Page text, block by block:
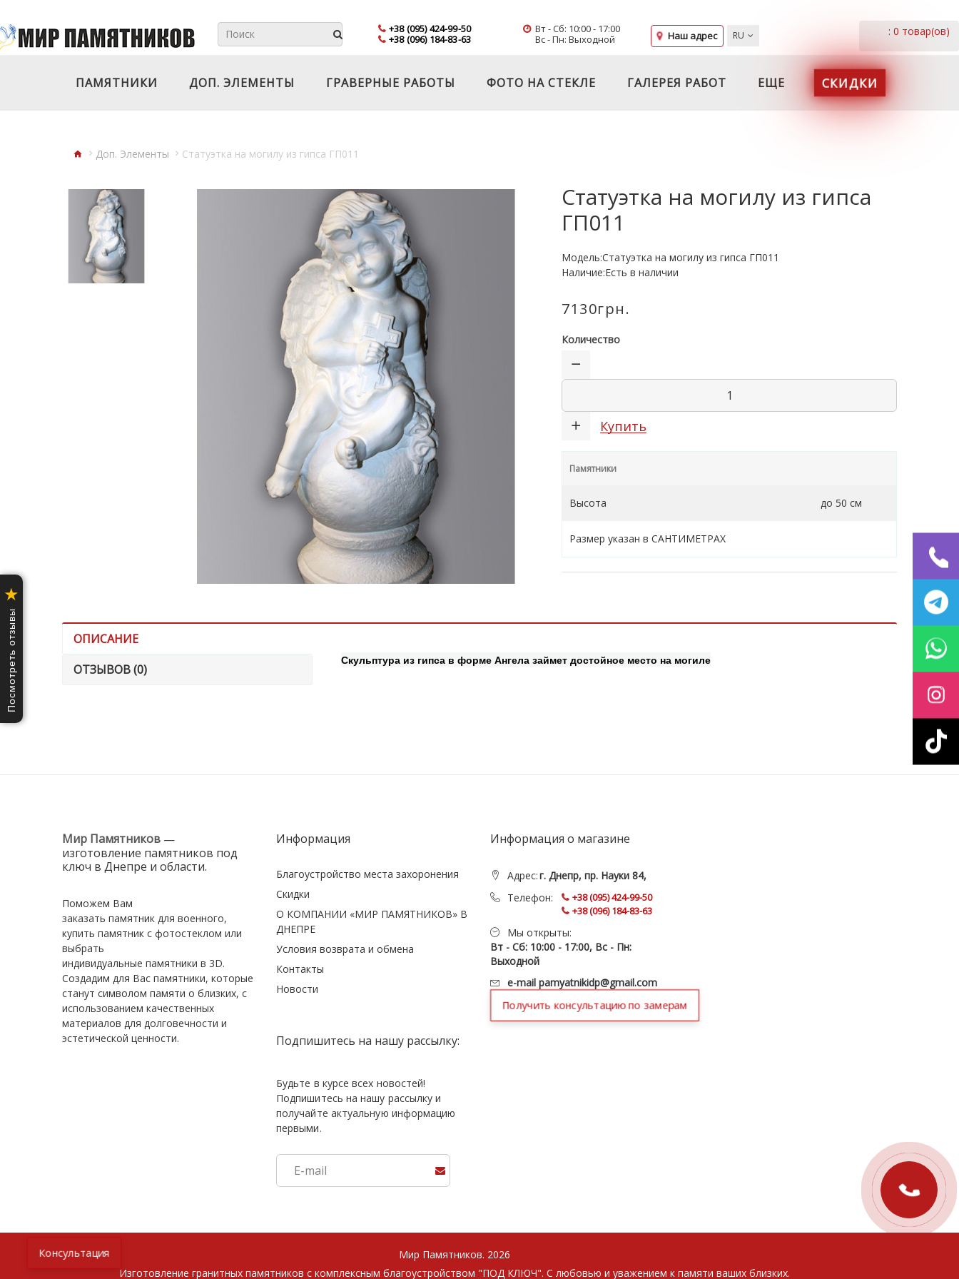
Наш адрес : 0 товар(ов)
+38 (095) 424-99-50
+38 (096) 184-83-63
Вт - Сб: 10:00 - 17:00
Вс - Пн: Выходной
RU
★
Посмотреть отзывы
ПАМЯТНИКИ ДОП. ЭЛЕМЕНТЫ ГРАВЕРНЫЕ РАБОТЫ ФОТО НА СТЕКЛЕ ГАЛЕРЕЯ РАБОТ ЕЩЕ СКИДКИ
Доп. Элементы Статуэтка на могилу из гипса ГП011
Статуэтка на могилу из гипса
ГП011
Модель:Статуэтка на могилу из гипса ГП011
Наличие:Есть в наличии
7130грн.
Количество
Купить
Памятники
Высота до 50 см
Размер указан в САНТИМЕТРАХ
ОПИСАНИЕ
ОТЗЫВОВ (0)
Скульптура из гипса в форме Ангела займет достойное место на могиле
Мир Памятников —
изготовление памятников под
ключ в Днепре и области.
Поможем Вам
заказать памятник для военного,
купить памятник с фотостеклом или
выбрать
индивидуальные памятники в 3D.
Cоздадим для Вас памятники, которые
станут символом памяти о близких, с
использованием качественных
материалов для долговечности и
эстетической ценности.
Информация
Благоустройство места захоронения
Скидки
О КОМПАНИИ «МИР ПАМЯТНИКОВ» В
ДНЕПРЕ
Условия возврата и обмена
Контакты
Новости
Информация о магазине
Адрес:г. Днепр, пр. Науки 84,
Телефон:
+38 (095) 424-99-50
+38 (096) 184-83-63
Мы открыты:
Вт - Сб: 10:00 - 17:00, Вс - Пн:
Выходной
e-mail pamyatnikidp@gmail.com
Получить консультацию по замерам
Подпишитесь на нашу рассылку:
Будьте в курсе всех новостей!
Подпишитесь на нашу рассылку и
получайте актуальную информацию
первыми.
Мир Памятников. 2026
Изготовление гранитных памятников с комплексным благоустройством "ПОД КЛЮЧ". С любовью и уважением к памяти ваших близких.
Консультация